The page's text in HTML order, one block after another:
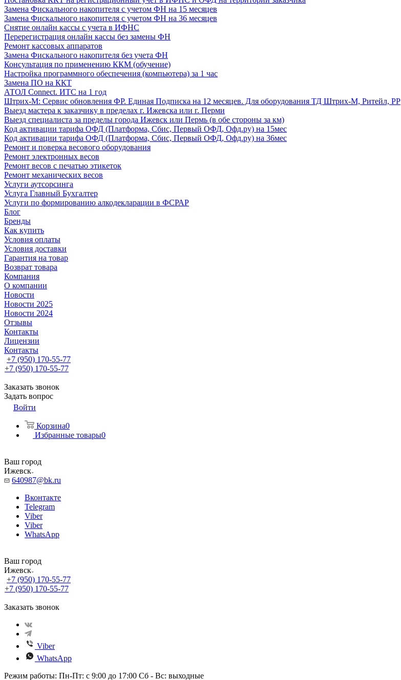
Замена Фискального накопителя с учетом ФН на 15 месяцев
Замена Фискального накопителя с учетом ФН на 36 месяцев
Снятие онлайн кассы с учета в ИФНС
Перерегистрация онлайн кассы без замены ФН
Ремонт кассовых аппаратов
Замена Фискального накопителя без учета ФН
Консультация по применению ККМ (обучение)
Настройка программного обеспечения (компьютера) за 1 час
Замена ПО на ККТ
АТОЛ Connect. ИТС на 1 год
Штрих-М: Сервис обновления ФР. Единая Подписка на 12 месяцев. Для оборудования ТД Штрих-М, Ритейл, РР
Выезд мастера к заказчику в пределах г. Ижевска или г. Перми
Выезд специалиста за пределы города Ижевск или Пермь (в обе стороны за км)
Код активации тарифа ОФД (Платформа, Сбис, Первый ОФД, Офд.ру) на 15мес
Код активации тарифа ОФД (Платформа, Сбис, Первый ОФД, Офд.ру) на 36мес
Ремонт и поверка весового оборудования
Ремонт электронных весов
Ремонт весов с печатью этикеток
Ремонт механических весов
Услуги аутсорсинга
Услуга Главный Бухгалтер
Услуги по формированию алкодекларации в ФСРАР
Блог
Бренды
Как купить
Условия оплаты
Условия доставки
Гарантия на товар
Возврат товара
Компания
О компании
Новости
Новости 2025
Новости 2024
Отзывы
Контакты
Лицензии
Контакты
+7 (950) 170-55-77
+7 (950) 170-55-77
Заказать звонок
Задать вопрос
Войти
Корзина0
Избранные товары0
Ваш город
Ижевск
640987@bk.ru
Вконтакте
Telegram
Viber
Viber
WhatsApp
Ваш город
Ижевск
+7 (950) 170-55-77
+7 (950) 170-55-77
Заказать звонок
Viber
WhatsApp
Режим работы: Пн-Пт: с 9:00 до 17:00 Сб - Вс: выходные